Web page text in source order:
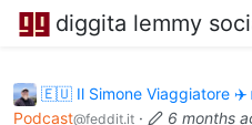
diggita lemmy
🇪🇺 Il Simone Viaggiatore
Podcast@feddit.it · 6 months